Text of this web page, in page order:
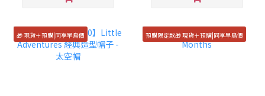
🎁 現貨＋預購|同享早鳥價 預購限定款🎁 現貨＋預購|同享早鳥價